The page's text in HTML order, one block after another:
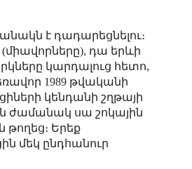
է դադարեցնելու։
դա երևի
կարդալուց հետո,
1989 թվականի
կենդանի շղթայի
ժամանակ սա շոկային
թողեց։ Երեք
մեկ ընդհանուր